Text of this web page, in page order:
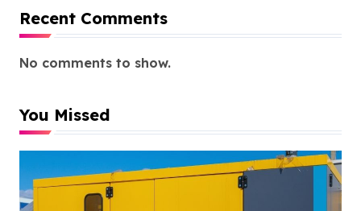
Recent Comments
No comments to show.
You Missed